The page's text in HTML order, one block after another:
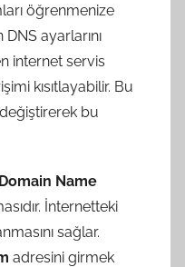
öğrenmenize
ayarlarını
internet servis
kısıtlayabilir. Bu
bu
Domain Name
İnternetteki
sağlar.
adresini girmek